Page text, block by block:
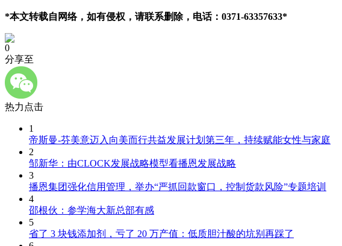
*本文转载自网络，如有侵权，请联系删除，电话：0371-63357633*
0
分享至
热力点击
1
帝斯曼-芬美意迈入向美而行共益发展计划第三年，持续赋能女性与家庭
2
邹新华：由CLOCK发展战略模型看播恩发展战略
3
播恩集团强化信用管理，举办“严抓回款窗口，控制货款风险”专题培训
4
邵根伙：参学海大新总部有感
5
省了 3 块钱添加剂，亏了 20 万产值：低质胆汁酸的坑别再踩了